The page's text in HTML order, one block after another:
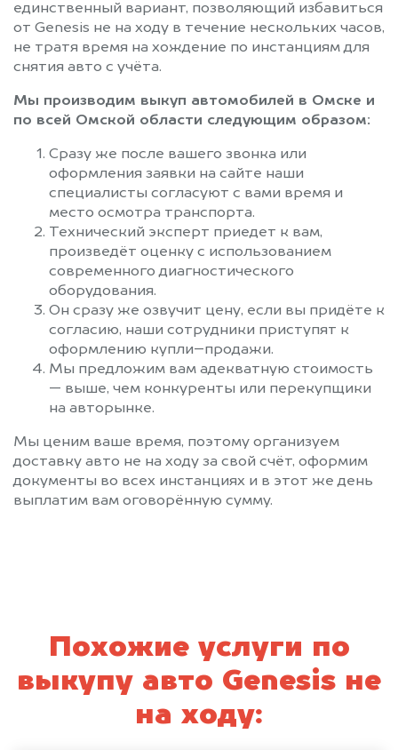
единственный вариант, позволяющий избавиться
от Genesis не на ходу в течение нескольких часов,
не тратя время на хождение по инстанциям для
снятия авто с учёта.
Мы производим выкуп автомобилей в Омске и
по всей Омской области следующим образом:
Сразу же после вашего звонка или
оформления заявки на сайте наши
специалисты согласуют с вами время и
место осмотра транспорта.
Технический эксперт приедет к вам,
произведёт оценку с использованием
современного диагностического
оборудования.
Он сразу же озвучит цену, если вы придёте к
согласию, наши сотрудники приступят к
оформлению купли–продажи.
Мы предложим вам адекватную стоимость
— выше, чем конкуренты или перекупщики
на авторынке.
Мы ценим ваше время, поэтому организуем
доставку авто не на ходу за свой счёт, оформим
документы во всех инстанциях и в этот же день
выплатим вам оговорённую сумму.
Похожие услуги по
выкупу авто Genesis не
на ходу: